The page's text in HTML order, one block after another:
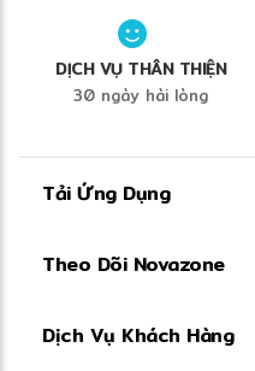
DỊCH VỤ THÂN THIỆN
30 ngày hài lòng
Tải Ứng Dụng
Theo Dõi Novazone
Dịch Vụ Khách Hàng